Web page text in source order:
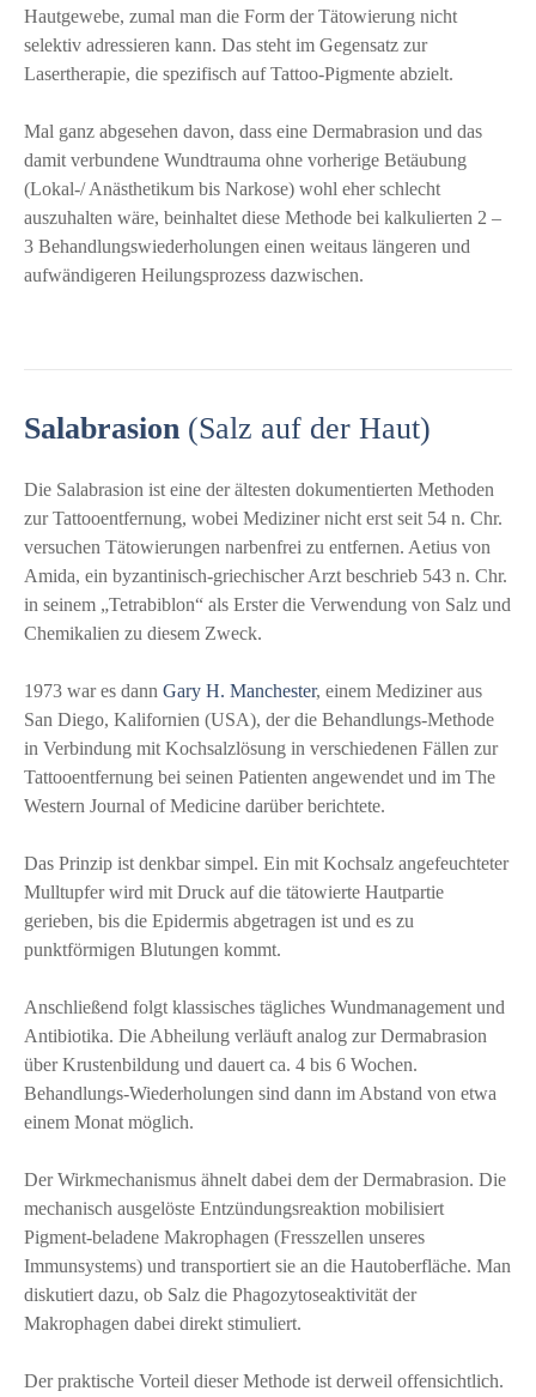
Hautgewebe, zumal man die Form der Tätowierung nicht
selektiv adressieren kann. Das steht im Gegensatz zur
Lasertherapie, die spezifisch auf Tattoo-Pigmente abzielt.
Mal ganz abgesehen davon, dass eine Dermabrasion und das
damit verbundene Wundtrauma ohne vorherige Betäubung
(Lokal-/ Anästhetikum bis Narkose) wohl eher schlecht
auszuhalten wäre, beinhaltet diese Methode bei kalkulierten 2 –
3 Behandlungswiederholungen einen weitaus längeren und
aufwändigeren Heilungsprozess dazwischen.
Salabrasion (Salz auf der Haut)
Die Salabrasion ist eine der ältesten dokumentierten Methoden
zur Tattooentfernung, wobei Mediziner nicht erst seit 54 n. Chr.
versuchen Tätowierungen narbenfrei zu entfernen. Aetius von
Amida, ein byzantinisch-griechischer Arzt beschrieb 543 n. Chr.
in seinem „Tetrabiblon“ als Erster die Verwendung von Salz und
Chemikalien zu diesem Zweck.
1973 war es dann Gary H. Manchester, einem Mediziner aus
San Diego, Kalifornien (USA), der die Behandlungs-Methode
in Verbindung mit Kochsalzlösung in verschiedenen Fällen zur
Tattooentfernung bei seinen Patienten angewendet und im The
Western Journal of Medicine darüber berichtete.
Das Prinzip ist denkbar simpel. Ein mit Kochsalz angefeuchteter
Mulltupfer wird mit Druck auf die tätowierte Hautpartie
gerieben, bis die Epidermis abgetragen ist und es zu
punktförmigen Blutungen kommt.
Anschließend folgt klassisches tägliches Wundmanagement und
Antibiotika. Die Abheilung verläuft analog zur Dermabrasion
über Krustenbildung und dauert ca. 4 bis 6 Wochen.
Behandlungs-Wiederholungen sind dann im Abstand von etwa
einem Monat möglich.
Der Wirkmechanismus ähnelt dabei dem der Dermabrasion. Die
mechanisch ausgelöste Entzündungsreaktion mobilisiert
Pigment-beladene Makrophagen (Fresszellen unseres
Immunsystems) und transportiert sie an die Hautoberfläche. Man
diskutiert dazu, ob Salz die Phagozytoseaktivität der
Makrophagen dabei direkt stimuliert.
Der praktische Vorteil dieser Methode ist derweil offensichtlich.